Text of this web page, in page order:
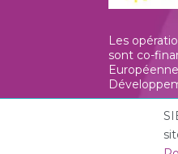
Les
sont co-